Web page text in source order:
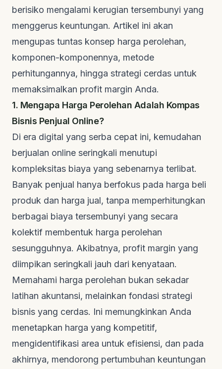
berisiko mengalami kerugian tersembunyi yang
menggerus keuntungan. Artikel ini akan
mengupas tuntas konsep harga perolehan,
komponen-komponennya, metode
perhitungannya, hingga strategi cerdas untuk
memaksimalkan profit margin Anda.
1. Mengapa Harga Perolehan Adalah Kompas
Bisnis Penjual Online?
Di era digital yang serba cepat ini, kemudahan
berjualan online seringkali menutupi
kompleksitas biaya yang sebenarnya terlibat.
Banyak penjual hanya berfokus pada harga beli
produk dan harga jual, tanpa memperhitungkan
berbagai biaya tersembunyi yang secara
kolektif membentuk harga perolehan
sesungguhnya. Akibatnya, profit margin yang
diimpikan seringkali jauh dari kenyataan.
Memahami harga perolehan bukan sekadar
latihan akuntansi, melainkan fondasi strategi
bisnis yang cerdas. Ini memungkinkan Anda
menetapkan harga yang kompetitif,
mengidentifikasi area untuk efisiensi, dan pada
akhirnya, mendorong pertumbuhan keuntungan